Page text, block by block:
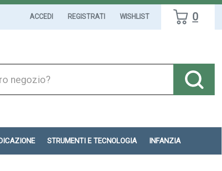
ACCEDI REGISTRATI WISHLIST 0
STRUMENTI E TECNOLOGIA INFANZIA